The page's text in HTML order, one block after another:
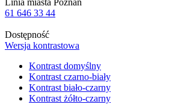
61 646 33 44
Dostępność
Wersja kontrastowa
Kontrast domyślny
Kontrast czarno-biały
Kontrast biało-czarny
Kontrast żółto-czarny